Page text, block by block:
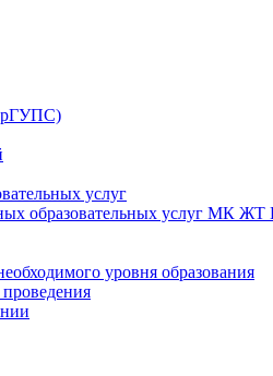
услуг
образовательных услуг МК
уровня образования